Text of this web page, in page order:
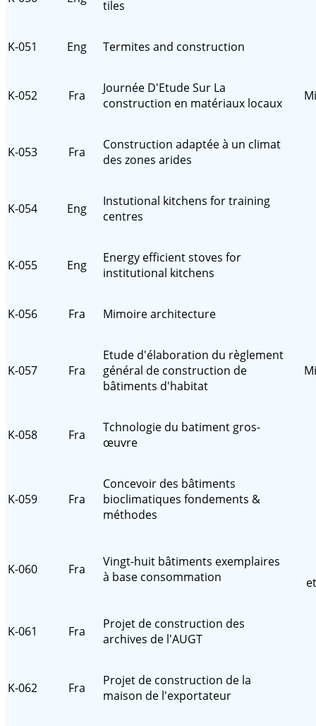
tiles
K-051 Eng Termites and construction
K-052 Fra
Journée D'Etude Sur La
construction en matériaux locaux
K-053 Fra
Construction adaptée à un climat
des zones arides
K-054 Eng
Instutional kitchens for training
centres
K-055 Eng
Energy efficient stoves for
institutional kitchens
K-056 Fra Mimoire architecture
K-057 Fra
Etude d'élaboration du règlement
général de construction de
bâtiments d'habitat
K-058 Fra
Tchnologie du batiment gros-
œuvre
K-059 Fra
Concevoir des bâtiments
bioclimatiques fondements &
méthodes
K-060 Fra
Vingt-huit bâtiments exemplaires
à base consommation
K-061 Fra
Projet de construction des
archives de l'AUGT
K-062 Fra
Projet de construction de la
maison de l'exportateur